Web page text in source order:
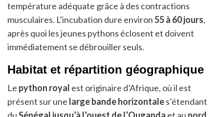
température adéquate grâce à des contractions
musculaires. L’incubation dure environ55 à 60 jours,
après quoi les jeunes pythons éclosent et doivent
immédiatement se débrouiller seuls.
Habitat et répartition géographique
Le python royal est originaire d’Afrique, où il est
présent sur une large bande horizontales’étendant